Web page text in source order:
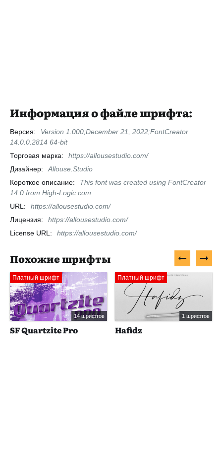
Информация о файле шрифта:
Версия:
Version 1.000;December 21, 2022;FontCreator
14.0.0.2814 64-bit
Торговая марка:
https://allousestudio.com/
Дизайнер:
Allouse.Studio
Короткое описание:
This font was created using FontCreator
14.0 from High-Logic.com
URL:
https://allousestudio.com/
Лицензия:
https://allousestudio.com/
License URL:
https://allousestudio.com/
Похожие шрифты
Платный шрифт
14 шрифтов
SF Quartzite Pro
Платный шрифт
1 шрифтов
Hafidz